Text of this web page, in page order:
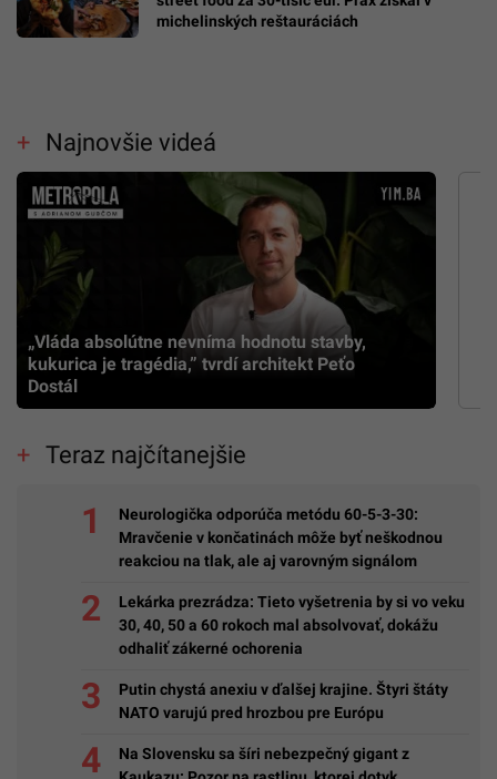
michelinských reštauráciách
Najnovšie videá
„Vláda absolútne nevníma hodnotu stavby,
kukurica je tragédia,” tvrdí architekt Peťo
Dostál
Teraz najčítanejšie
Neurologička odporúča metódu 60-5-3-30:
Mravčenie v končatinách môže byť neškodnou
reakciou na tlak, ale aj varovným signálom
Lekárka prezrádza: Tieto vyšetrenia by si vo veku
30, 40, 50 a 60 rokoch mal absolvovať, dokážu
odhaliť zákerné ochorenia
Putin chystá anexiu v ďalšej krajine. Štyri štáty
NATO varujú pred hrozbou pre Európu
Na Slovensku sa šíri nebezpečný gigant z